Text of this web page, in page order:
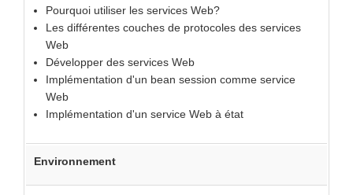
Pourquoi utiliser les services Web?
Les différentes couches de protocoles des services
Web
Développer des services Web
Implémentation d'un bean session comme service
Web
Implémentation d'un service Web à état
Environnement